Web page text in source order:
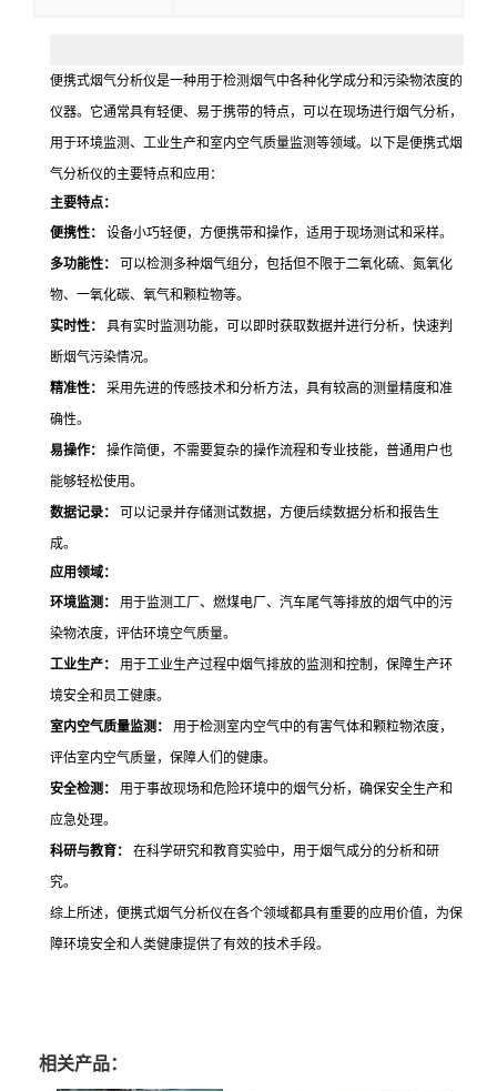
便携式烟气分析仪是一种用于检测烟气中各种化学成分和污染物浓度的
仪器。它通常具有轻便、易于携带的特点，可以在现场进行烟气分析，
用于环境监测、工业生产和室内空气质量监测等领域。以下是便携式烟
气分析仪的主要特点和应用：
主要特点：
便携性：
设备小巧轻便，方便携带和操作，适用于现场测试和采样。
多功能性：
可以检测多种烟气组分，包括但不限于二氧化硫、氮氧化
物、一氧化碳、氧气和颗粒物等。
实时性：
具有实时监测功能，可以即时获取数据并进行分析，快速判
断烟气污染情况。
精准性：
采用先进的传感技术和分析方法，具有较高的测量精度和准
确性。
易操作：
操作简便，不需要复杂的操作流程和专业技能，普通用户也
能够轻松使用。
数据记录：
可以记录并存储测试数据，方便后续数据分析和报告生
成。
应用领域：
环境监测：
用于监测工厂、燃煤电厂、汽车尾气等排放的烟气中的污
染物浓度，评估环境空气质量。
工业生产：
用于工业生产过程中烟气排放的监测和控制，保障生产环
境安全和员工健康。
室内空气质量监测：
用于检测室内空气中的有害气体和颗粒物浓度，
评估室内空气质量，保障人们的健康。
安全检测：
用于事故现场和危险环境中的烟气分析，确保安全生产和
应急处理。
科研与教育：
在科学研究和教育实验中，用于烟气成分的分析和研
究。
综上所述，便携式烟气分析仪在各个领域都具有重要的应用价值，为保
障环境安全和人类健康提供了有效的技术手段。
相关产品：